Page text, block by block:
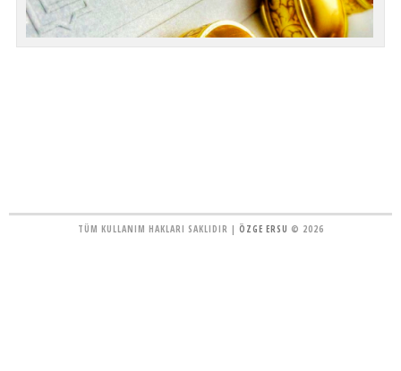
TÜM KULLANIM HAKLARI SAKLIDIR | ÖZGE ERSU © 2026